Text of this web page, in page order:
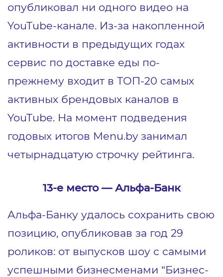
опубликовал ни одного видео на
YouTube-канале. Из-за накопленной
активности в предыдущих годах
сервис по доставке еды по-
прежнему входит в ТОП-20 самых
активных брендовых каналов в
YouTube. На момент подведения
годовых итогов Menu.by занимал
четырнадцатую строчку рейтинга.
13-е место ― Альфа-Банк
Альфа-Банку удалось сохранить свою
позицию, опубликовав за год 29
роликов: от выпусков шоу с самыми
успешными бизнесменами “Бизнес-